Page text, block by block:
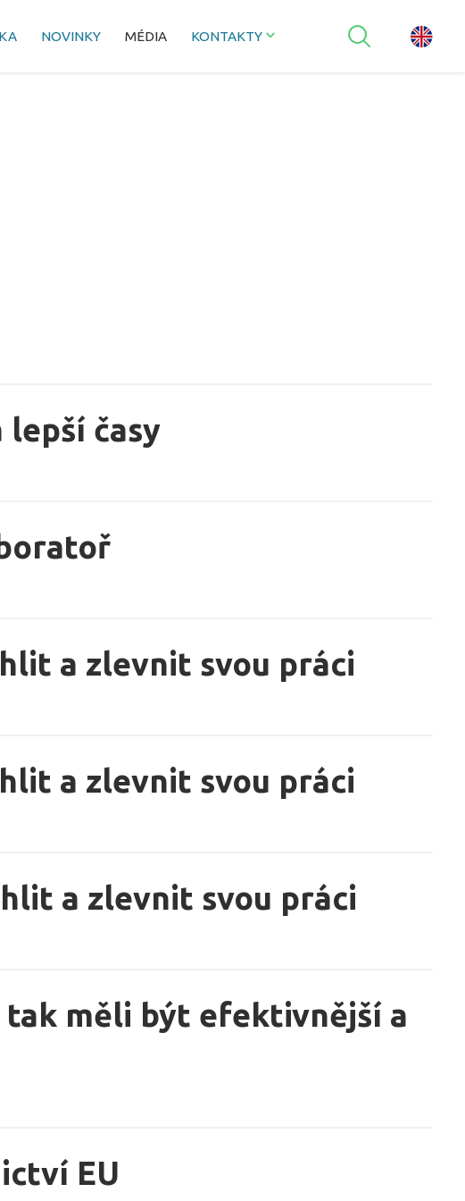
NOVINKY MÉDIA KONTAKTY
lepší časy
a zlevnit svou práci
a zlevnit svou práci
a zlevnit svou práci
měli být efektivnější a
EU